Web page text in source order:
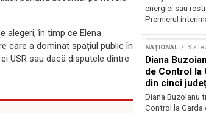
alegeri, în timp ce Elena
care a dominat spațiul public în
USR sau dacă disputele dintre
energiei sau
Premierul
NAȚIONAL 3 zile
Diana
de Control la
din cinci
Diana Buzoianu
Control la Garda